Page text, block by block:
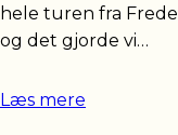
hele turen fra
og det gjorde vi…
Læs mere